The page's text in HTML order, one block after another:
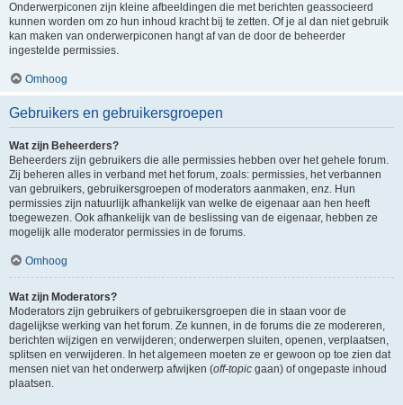
Onderwerpiconen zijn kleine afbeeldingen die met berichten geassocieerd
kunnen worden om zo hun inhoud kracht bij te zetten. Of je al dan niet gebruik
kan maken van onderwerpiconen hangt af van de door de beheerder
ingestelde permissies.
Omhoog
Gebruikers en gebruikersgroepen
Wat zijn Beheerders?
Beheerders zijn gebruikers die alle permissies hebben over het gehele forum.
Zij beheren alles in verband met het forum, zoals: permissies, het verbannen
van gebruikers, gebruikersgroepen of moderators aanmaken, enz. Hun
permissies zijn natuurlijk afhankelijk van welke de eigenaar aan hen heeft
toegewezen. Ook afhankelijk van de beslissing van de eigenaar, hebben ze
mogelijk alle moderator permissies in de forums.
Omhoog
Wat zijn Moderators?
Moderators zijn gebruikers of gebruikersgroepen die in staan voor de
dagelijkse werking van het forum. Ze kunnen, in de forums die ze modereren,
berichten wijzigen en verwijderen; onderwerpen sluiten, openen, verplaatsen,
splitsen en verwijderen. In het algemeen moeten ze er gewoon op toe zien dat
mensen niet van het onderwerp afwijken (off-topic gaan) of ongepaste inhoud
plaatsen.